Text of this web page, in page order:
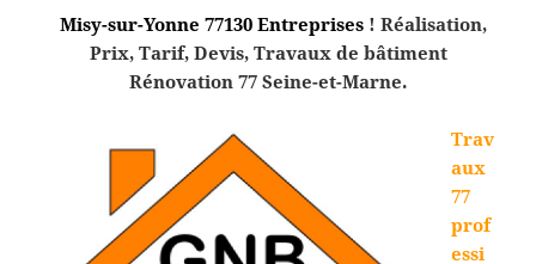
Misy-sur-Yonne 77130 Entreprises ! Réalisation,
Prix, Tarif, Devis, Travaux de bâtiment
Rénovation 77 Seine-et-Marne.
Trav
aux
77
prof
essi